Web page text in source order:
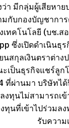
ว่า มีกลุ่มผู้เสียหา
มกับกองบัญชากา
ทคโนโลยี (บช.ส
ซึ่งเปิดดำเนินธุ
สกุลเงินตราต่าง
เป็นธุรกิจแชร์ลูก
ที่ผ่านมา บริษัทไ
งทุนไม่สามารถเ
ทุนที่เข้าไปร่วมล
รับความ